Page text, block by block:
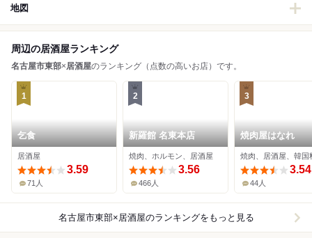
地図
周辺の居酒屋ランキング
名古屋市東部×居酒屋のランキング（点数の高いお店）です。
1
乞食
居酒屋
3.59
71人
2
新羅館 名東本店
焼肉、ホルモン、居酒屋
3.56
466人
3
焼肉屋はなれ
焼肉、居酒屋、韓国
3.54
44人
名古屋市東部×居酒屋のランキングをもっと見る